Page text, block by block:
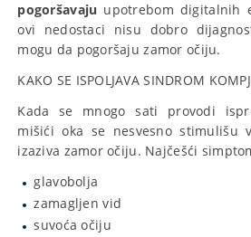
pogoršavaju upotrebom digitalnih
ovi nedostaci nisu dobro
mogu da pogoršaju zamor očiju.
KAKO SE ISPOLJAVA SINDROM
Kada se mnogo sati provodi
mišići oka se nesvesno stimulišu
izaziva zamor očiju. Najčešći
glavobolja
zamagljen vid
suvoća očiju